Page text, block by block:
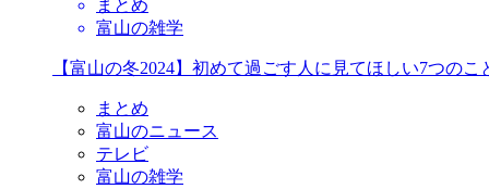
まとめ
富山の雑学
【富山の冬2024】初めて過ごす人に見てほしい7つのこ
まとめ
富山のニュース
テレビ
富山の雑学